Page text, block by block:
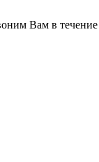
Вам в